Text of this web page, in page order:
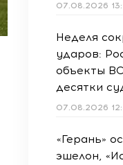
07.08.2026
Неделя
ударов:
объекты
десятки
07.08.2026
«Герань»
эшелон,